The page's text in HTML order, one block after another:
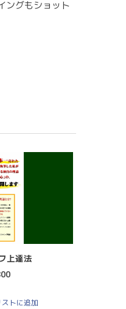
ングもショット
上達法
トに追加